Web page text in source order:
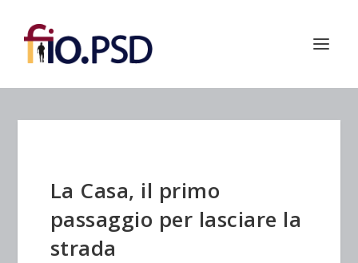
La Casa, il primo
passaggio per lasciare la
strada